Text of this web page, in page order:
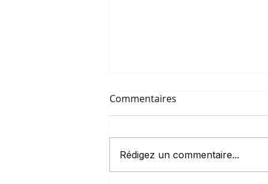
Commentaires
Rédigez un commentaire...